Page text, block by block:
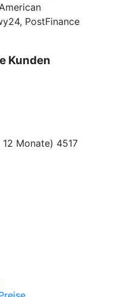
PostFinance
Kunden
Monate) 4517